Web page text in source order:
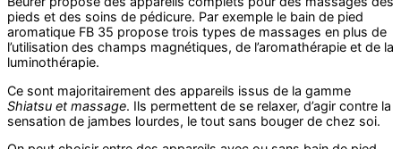
pieds et des soins de pédicure. Par exemple le bain de pied
aromatique FB 35 propose trois types de massages en plus de
l’utilisation des champs magnétiques, de l’aromathérapie et de la
luminothérapie.
Ce sont majoritairement des appareils issus de la gamme
Shiatsu et massage. Ils permettent de se relaxer, d’agir contre la
sensation de jambes lourdes, le tout sans bouger de chez soi.